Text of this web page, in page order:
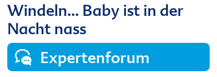
Windeln... Baby ist in der
Nacht nass
Expertenforum